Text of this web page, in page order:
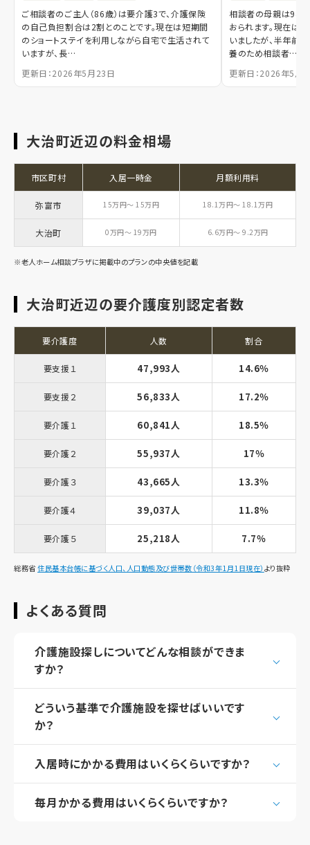
ご相談者のご主人（86歳）は要介護3で、介護保険
の自己負担割合は2割とのことです。現在は短期間
のショートステイを利用しながら自宅で生活されて
いますが、長…
更新日：2026年5月23日
相談者の母親は94
おられます。現在は
いましたが、半年前
養のため相談者…
更新日：2026年5月
大治町近辺の料金相場
市区町村 入居一時金 月額利用料
弥富市 15万円～ 15万円 18.1万円～ 18.1万円
大治町 0万円～ 19万円 6.6万円～ 9.2万円
※老人ホーム相談プラザに掲載中のプランの中央値を記載
大治町近辺の要介護度別認定者数
要介護度 人数 割合
要支援１ 47,993人 14.6％
要支援２ 56,833人 17.2％
要介護１ 60,841人 18.5％
要介護２ 55,937人 17％
要介護３ 43,665人 13.3％
要介護４ 39,037人 11.8％
要介護５ 25,218人 7.7％
総務省住民基本台帳に基づく人口、人口動態及び世帯数（令和3年1月1日現在） より抜粋
よくある質問
介護施設探しについてどんな相談ができま
すか？
どういう基準で介護施設を探せばいいです
か？
入居時にかかる費用はいくらくらいですか？
毎月かかる費用はいくらくらいですか？